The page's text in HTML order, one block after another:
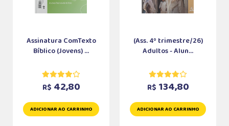
Assinatura ComTexto
Bíblico (Jovens) ...
R$ 42,80
ADICIONAR AO CARRINHO
(Ass. 4º trimestre/26)
Adultos - Alun...
R$ 134,80
ADICIONAR AO CARRINHO